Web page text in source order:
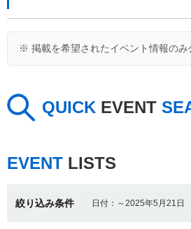
※ 掲載を希望されたイベント情報のみ
QUICK EVENT
EVENT LISTS
絞り込み条件 日付：～2025年5月21日